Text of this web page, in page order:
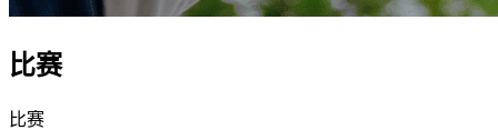
比赛
比赛